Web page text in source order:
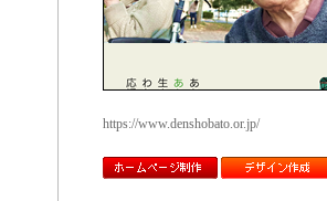
https://www.denshobato.or.jp/